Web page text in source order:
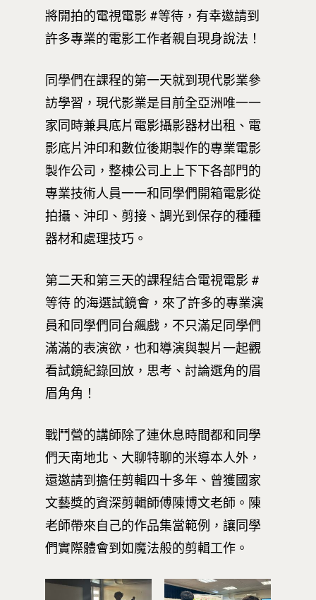
將開拍的電視電影 #等待，有幸邀請到
許多專業的電影工作者親自現身說法！
同學們在課程的第一天就到現代影業參
訪學習，現代影業是目前全亞洲唯一一
家同時兼具底片電影攝影器材出租、電
影底片沖印和數位後期製作的專業電影
製作公司，整棟公司上上下下各部門的
專業技術人員一一和同學們開箱電影從
拍攝、沖印、剪接、調光到保存的種種
器材和處理技巧。
第二天和第三天的課程結合電視電影 #
等待 的海選試鏡會，來了許多的專業演
員和同學們同台飆戲，不只滿足同學們
滿滿的表演欲，也和導演與製片一起觀
看試鏡紀錄回放，思考、討論選角的眉
眉角角！
戰鬥營的講師除了連休息時間都和同學
們天南地北、大聊特聊的米導本人外，
還邀請到擔任剪輯四十多年、曾獲國家
文藝獎的資深剪輯師傅陳博文老師。陳
老師帶來自己的作品集當範例，讓同學
們實際體會到如魔法般的剪輯工作。
最新消息
關於我們
學院簡介
業務單位